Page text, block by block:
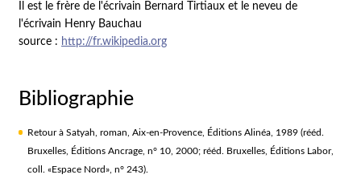
Il est le frère de l'écrivain Bernard Tirtiaux et le neveu de
l'écrivain Henry Bauchau
source : http://fr.wikipedia.org
Bibliographie
Retour à Satyah, roman, Aix-en-Provence, Éditions Alinéa, 1989 (rééd.
Bruxelles, Éditions Ancrage, n° 10, 2000; rééd. Bruxelles, Éditions Labor,
coll. «Espace Nord», n° 243).